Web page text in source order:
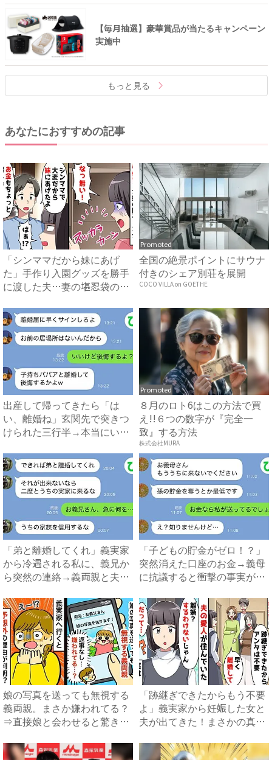
【毎月抽選】豪華賞品が当たるキャンペーン
実施中
もっと見る
あなたにおすすめの記事
「シンママだから妹にあげ
た」手作り入園グッズを勝手
に渡した夫…妻の堪忍袋の緒
Promoted
全国の絶景ポイントにサウナ
付きのシェア別荘を展開
COCO VILLA on GOETHE
出産して帰ってきたら「は
い、離婚ね」玄関先で突きつ
けられた三行半→本当にいい
Promoted
８月のロト6はこの方法で買
え!!６つの数字が『完全一
致』する方法
株式会社MURA
「弟と離婚してくれ」義実家
から冷遇される私に、義兄か
ら突然の連絡→義両親と夫が
「子どもの貯金がゼロ！？」
突然消えた口座のお金→義母
に抗議すると衝撃の事実が判
娘の写真を送っても無視する
義両親。まさか嫌われてる？
⇒直接娘と会わせると驚きの
「跡継ぎできたからもう不要
よ」義実家から妊娠した女と
夫が出てきた！まさかの真相